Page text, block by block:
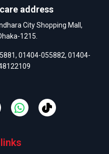
address
City Shopping Mall,
1215.
, 01404-055882, 01404-